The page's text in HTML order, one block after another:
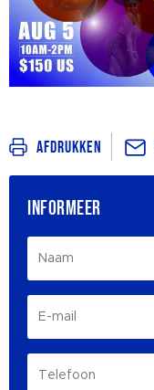
Afdrukken
INFORMEER